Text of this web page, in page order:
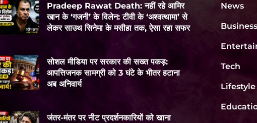
Pradeep Rawat Death: नहीं रहे आमिर
खान के ‘गजनी’ के विलेन: टीवी के ‘अश्वत्थामा’ से
लेकर साउथ सिनेमा के मसीहा तक, ऐसा रहा सफर
सोशल मीडिया पर सरकार की सख्त पकड़:
आपत्तिजनक सामग्री को 3 घंटे के भीतर हटाना
अब अनिवार्य
जंतर-मंतर पर नीट प्रदर्शनकारियों को खाना
News
Business
Tech
Lifestyle